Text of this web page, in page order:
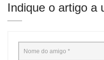
Indique o artigo a